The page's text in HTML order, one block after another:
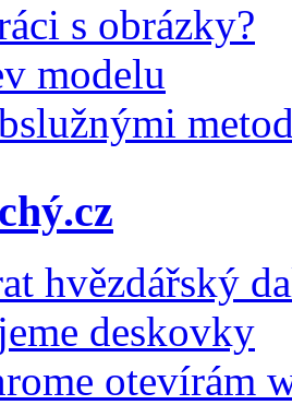
s obrázky?
modelu
hvězdářský
deskovky
otevírám